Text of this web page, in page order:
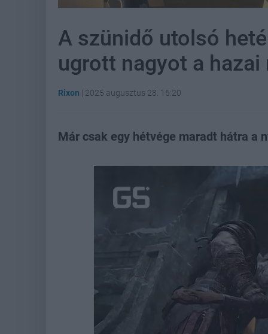
A szünidő utolsó
ugrott nagyot a
Rixon | 2025 augusztus 28. 16:20
Már csak egy hétvége maradt hátra a